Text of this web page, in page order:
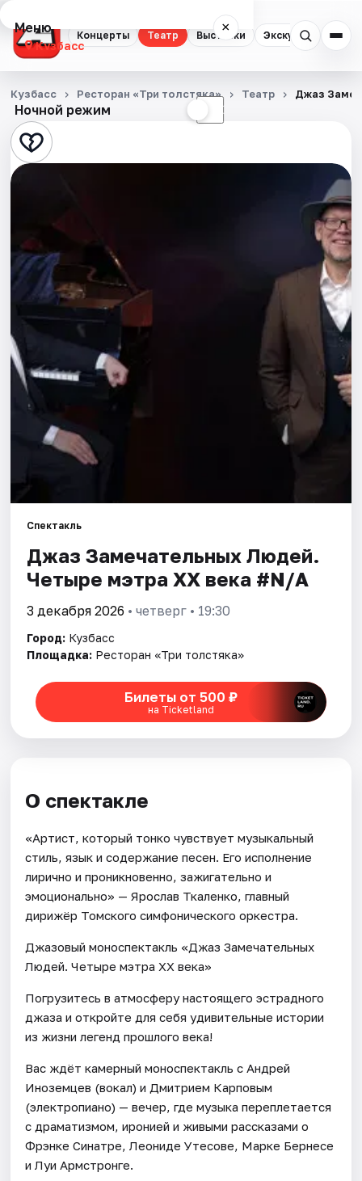
Концерты Театр Выставки Экскурсии
Меню ×
Кузбасс
Концерты
Театр
Выставки
События
Города
Площадки
Артисты
Рейтинги
Ночной режим ☾
Кузбасс Ресторан «Три толстяка» Театр Джаз
Спектакль
Джаз Замечательных Людей.
Четыре мэтра ХХ века #N/A
3 декабря 2026 • четверг • 19:30
Город: Кузбасс
Площадка: Ресторан «Три толстяка»
Билеты от 500 ₽
на Ticketland
О спектакле
«Артист, который тонко чувствует музыкальный
стиль, язык и содержание песен. Его исполнение
лирично и проникновенно, зажигательно и
эмоционально» — Ярослав Ткаленко, главный
дирижёр Томского симфонического оркестра.
Джазовый моноспектакль «Джаз Замечательных
Людей. Четыре мэтра ХХ века»
Погрузитесь в атмосферу настоящего эстрадного
джаза и откройте для себя удивительные истории
из жизни легенд прошлого века!
Вас ждёт камерный моноспектакль с Андрей
Иноземцев (вокал) и Дмитрием Карповым
(электропиано) — вечер, где музыка переплетается
с драматизмом, иронией и живыми рассказами о
Фрэнке Синатре, Леониде Утесове, Марке Бернесе
и Луи Армстронге.